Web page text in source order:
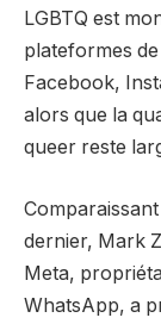
LGBTQ est
plateformes
Facebook,
alors que la
queer reste
dernier, Mark
Meta,
WhatsApp, a